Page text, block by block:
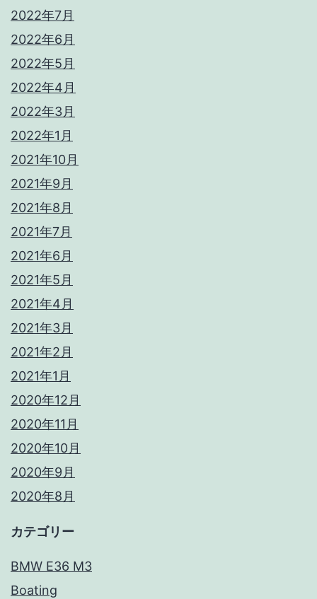
2022年7月
2022年6月
2022年5月
2022年4月
2022年3月
2022年1月
2021年10月
2021年9月
2021年8月
2021年7月
2021年6月
2021年5月
2021年4月
2021年3月
2021年2月
2021年1月
2020年12月
2020年11月
2020年10月
2020年9月
2020年8月
カテゴリー
BMW E36 M3
Boating